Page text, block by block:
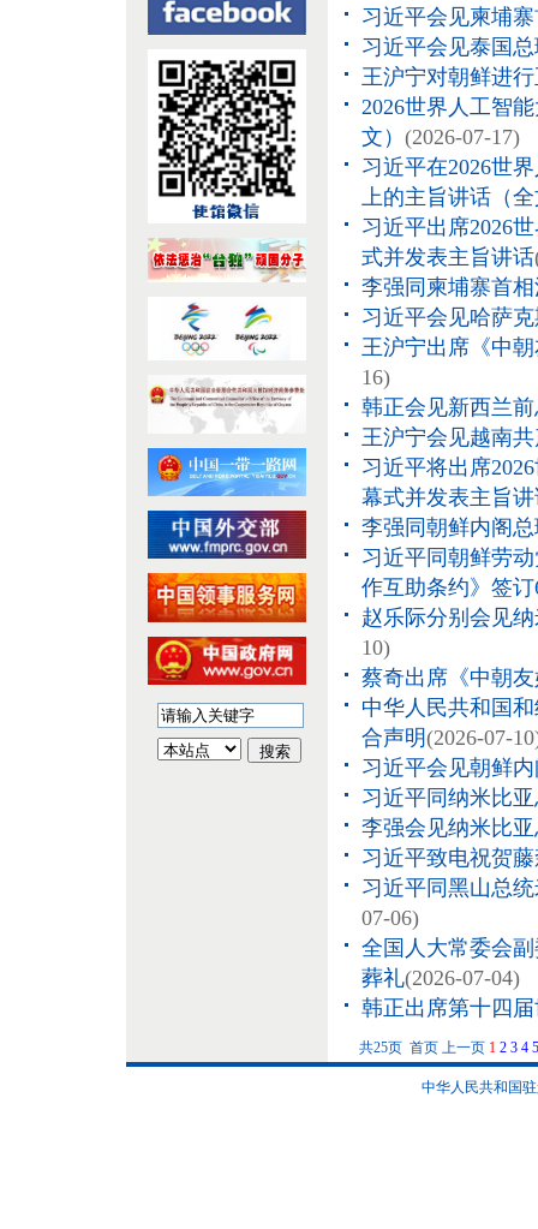
习近平会见柬埔
习近平会见泰国
王沪宁对朝鲜进
2026世界人工智
文） (2026-07-17)
习近平在2026世
上的主旨讲话（
习近平出席2026
式并发表主旨讲话
李强同柬埔寨首
习近平会见哈萨
王沪宁出席《中
16)
韩正会见新西兰
王沪宁会见越南
习近平将出席
幕式并发表主旨
李强同朝鲜内阁
习近平同朝鲜劳
作互助条约》签
赵乐际分别会见
10)
蔡奇出席《中朝
中华人民共和国
合声明(2026-07-
习近平会见朝鲜
习近平同纳米比
李强会见纳米比
习近平致电祝贺
习近平同黑山总
07-06)
全国人大常委会
葬礼(2026-07-04)
韩正出席第十四
共25页 首页 上一页 1 2 3 4 5
中华人民共和国